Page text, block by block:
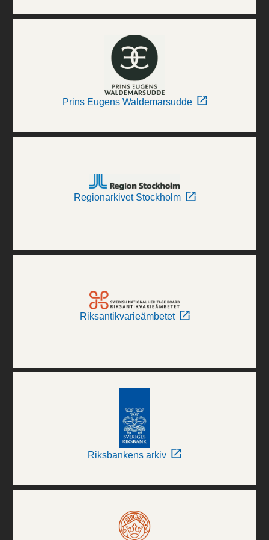
Prins Eugens Waldemarsudde
Regionarkivet Stockholm
Riksantikvarieämbetet
Riksbankens arkiv